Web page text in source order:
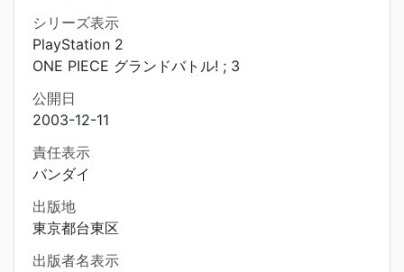
シリーズ表示
PlayStation 2
ONE PIECE グランドバトル! ; 3
公開日
2003-12-11
責任表示
バンダイ
出版地
東京都台東区
出版者名表示